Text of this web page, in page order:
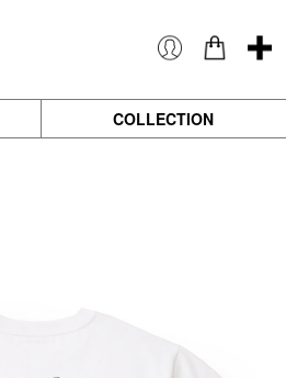
COLLECTION